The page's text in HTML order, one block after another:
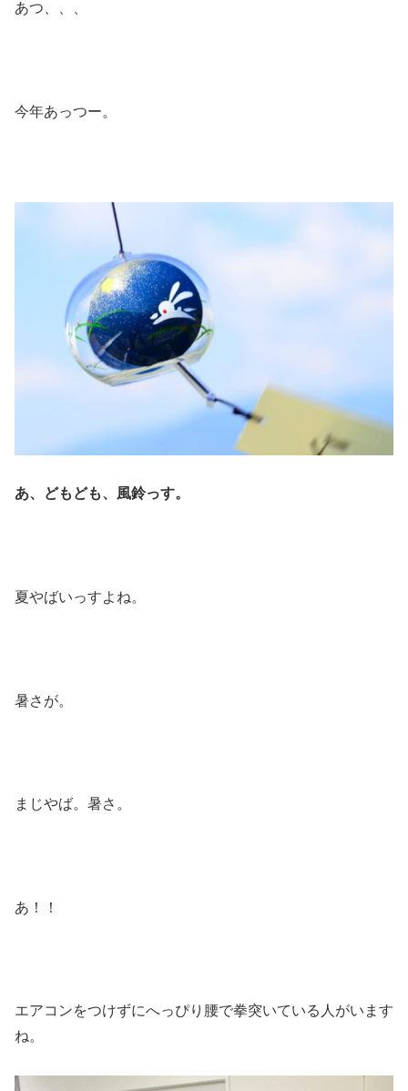
あつ、、、
今年あっつー。
あ、どもども、風鈴っす。
夏やばいっすよね。
暑さが。
まじやば。暑さ。
あ！！
エアコンをつけずにへっぴり腰で拳突いている人がいます
ね。